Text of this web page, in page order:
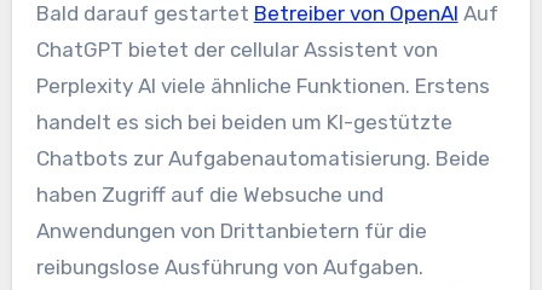
Bald darauf gestartet Betreiber von OpenAI Auf
ChatGPT bietet der cellular Assistent von
Perplexity AI viele ähnliche Funktionen. Erstens
handelt es sich bei beiden um KI-gestützte
Chatbots zur Aufgabenautomatisierung. Beide
haben Zugriff auf die Websuche und
Anwendungen von Drittanbietern für die
reibungslose Ausführung von Aufgaben.